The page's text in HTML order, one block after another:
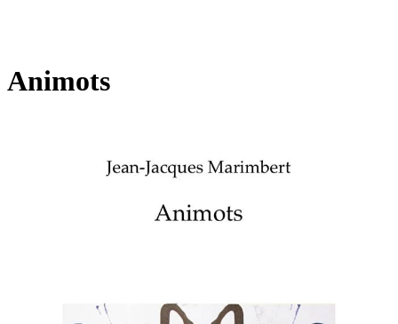
Animots